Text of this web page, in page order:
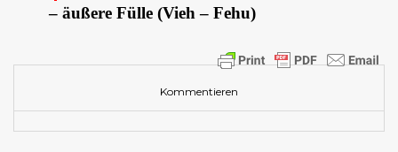
– äußere Fülle (Vieh – Fehu)
Kommentieren